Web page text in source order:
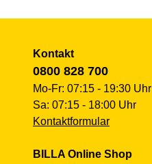
Kontakt
0800 828 700
Mo-Fr: 07:15 - 19:30 Uhr
Sa: 07:15 - 18:00 Uhr
Kontaktformular
BILLA Online Shop